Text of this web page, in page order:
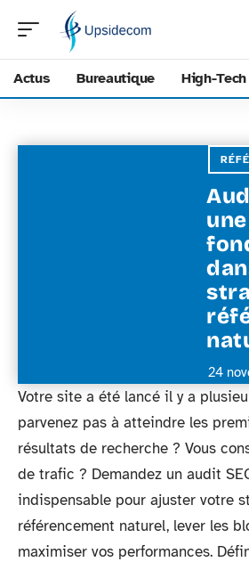
Actus Bureautique High-Tech
24
Votre site a été lancé il y a
parvenez pas à atteindre les
résultats de recherche ? Vous
de trafic ? Demandez un audit
indispensable pour ajuster votre
référencement naturel, lever les
maximiser vos performances.